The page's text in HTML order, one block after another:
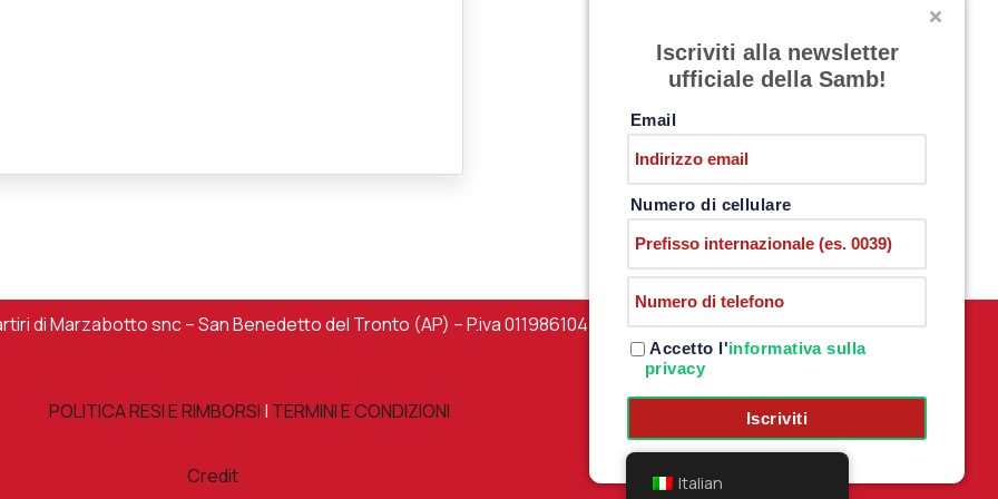
CHRISTIAN IAIUNESE
31/07/2026 Nessun commento
di Marzabotto snc – San Benedetto del Tronto (AP) – P.iva 01198610444 – PRIVACY POLICY
Iscriviti alla newsletter
ufficiale della Samb!
Email
Numero di cellulare
Accetto l'informativa sulla
privacy
Iscriviti
POLITICA RESI E RIMBORSI | TERMINI E CONDIZIONI
Credit Italian